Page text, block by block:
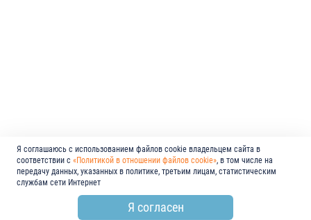
Я соглашаюсь с использованием файлов cookie владельцем сайта в
соответствии с «Политикой в отношении файлов cookie», в том числе на
передачу данных, указанных в политике, третьим лицам, статистическим
службам сети Интернет
Я согласен